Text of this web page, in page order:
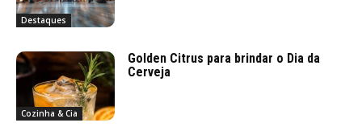
Destaques
Cozinha & Cia
Golden Citrus para brindar o Dia da
Cerveja